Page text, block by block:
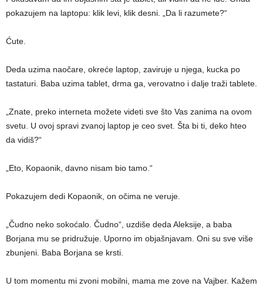
pokazujem na laptopu: klik levi, klik desni. „Da li razumete?“
Ćute.
Deda uzima naočare, okreće laptop, zaviruje u njega, kucka po
tastaturi. Baba uzima tablet, drma ga, verovatno i dalјe traži tablete.
„Znate, preko interneta možete videti sve što Vas zanima na ovom
svetu. U ovoj spravi zvanoj laptop je ceo svet. Šta bi ti, deko hteo
da vidiš?“
„Eto, Kopaonik, davno nisam bio tamo.“
Pokazujem dedi Kopaonik, on očima ne veruje.
„Čudno neko sokoćalo. Čudno“, uzdiše deda Aleksije, a baba
Borjana mu se pridružuje. Uporno im objašnjavam. Oni su sve više
zbunjeni. Baba Borjana se krsti.
U tom momentu mi zvoni mobilni, mama me zove na Vajber. Kažem